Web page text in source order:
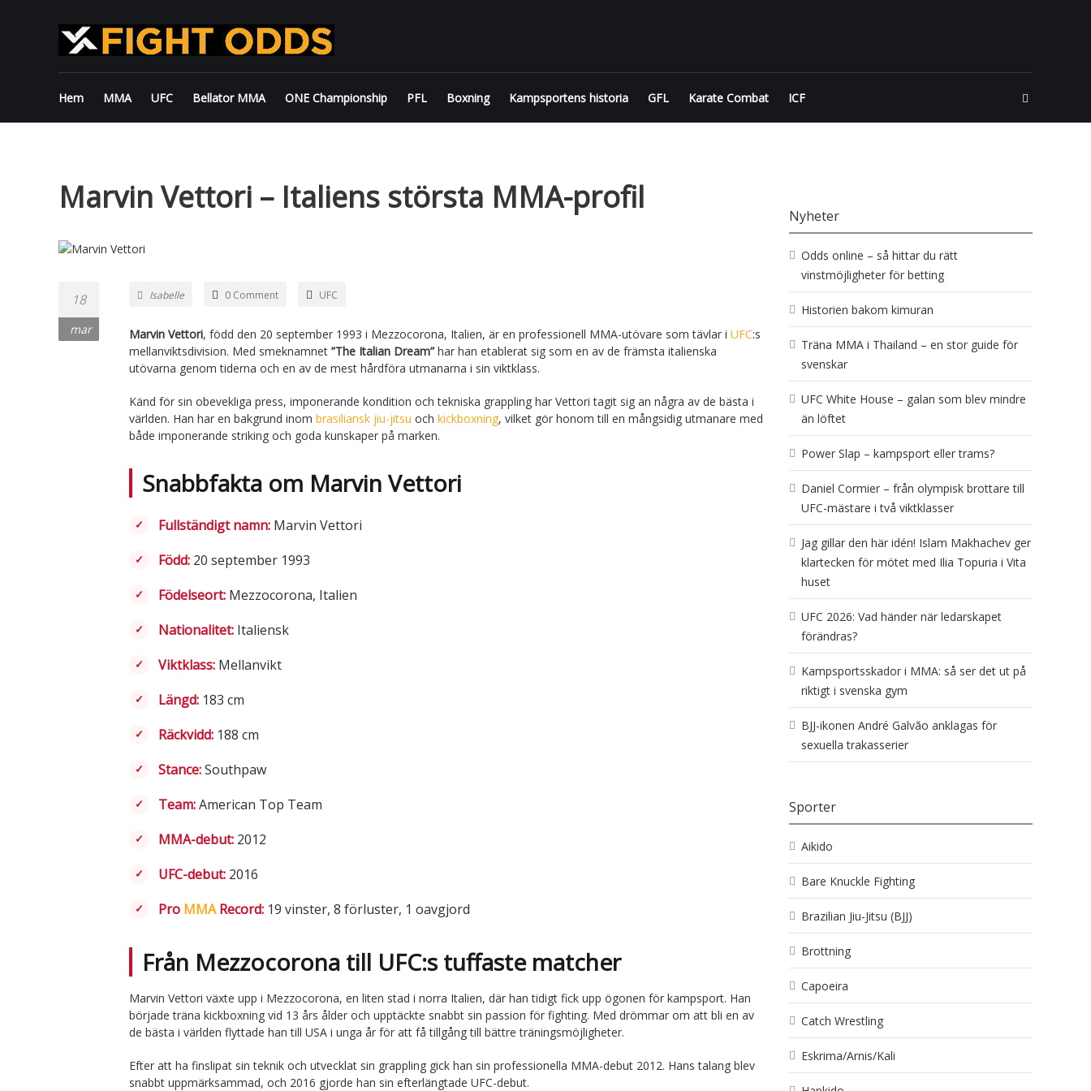
UFC &
MMA
bonusar
Hem MMA UFC Bellator MMA ONE Championship PFL Boxning Kampsportens historia GFL Karate Combat ICF
Marvin Vettori – Italiens största MMA-profil
18
mar
Isabelle 0 Comment UFC
Marvin Vettori, född den 20 september 1993 i Mezzocorona, Italien, är en professionell MMA-utövare som tävlar i UFC:s
mellanviktsdivision. Med smeknamnet ”The Italian Dream” har han etablerat sig som en av de främsta italienska
utövarna genom tiderna och en av de mest hårdföra utmanarna i sin viktklass.
Känd för sin obevekliga press, imponerande kondition och tekniska grappling har Vettori tagit sig an några av de bästa i
världen. Han har en bakgrund inom brasiliansk jiu-jitsu och kickboxning, vilket gör honom till en mångsidig utmanare med
både imponerande striking och goda kunskaper på marken.
Snabbfakta om Marvin Vettori
Fullständigt namn: Marvin Vettori
Född: 20 september 1993
Födelseort: Mezzocorona, Italien
Nationalitet: Italiensk
Viktklass: Mellanvikt
Längd: 183 cm
Räckvidd: 188 cm
Stance:Southpaw
Team:American Top Team
MMA-debut: 2012
UFC-debut: 2016
Pro MMARecord: 19 vinster, 8 förluster, 1 oavgjord
Från Mezzocorona till UFC:s tuffaste matcher
Marvin Vettori växte upp i Mezzocorona, en liten stad i norra Italien, där han tidigt fick upp ögonen för kampsport. Han
började träna kickboxning vid 13 års ålder och upptäckte snabbt sin passion för fighting. Med drömmar om att bli en av
de bästa i världen flyttade han till USA i unga år för att få tillgång till bättre träningsmöjligheter.
Efter att ha finslipat sin teknik och utvecklat sin grappling gick han sin professionella MMA-debut 2012. Hans talang blev
snabbt uppmärksammad, och 2016 gjorde han sin efterlängtade UFC-debut.
Nyheter
Odds online – så hittar du rätt
vinstmöjligheter för betting
Historien bakom kimuran
Träna MMA i Thailand – en stor guide för
svenskar
UFC White House – galan som blev mindre
än löftet
Power Slap – kampsport eller trams?
Daniel Cormier – från olympisk brottare till
UFC-mästare i två viktklasser
Jag gillar den här idén! Islam Makhachev ger
klartecken för mötet med Ilia Topuria i Vita
huset
UFC 2026: Vad händer när ledarskapet
förändras?
Kampsportsskador i MMA: så ser det ut på
riktigt i svenska gym
BJJ-ikonen André Galvão anklagas för
sexuella trakasserier
Sporter
Aikido
Bare Knuckle Fighting
Brazilian Jiu-Jitsu (BJJ)
Brottning
Capoeira
Catch Wrestling
Eskrima/Arnis/Kali